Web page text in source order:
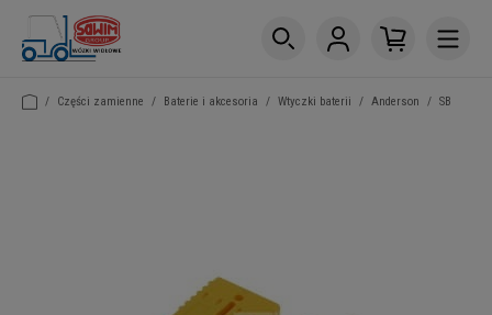
/ Części zamienne / Baterie i akcesoria / Wtyczki baterii / Anderson / SB